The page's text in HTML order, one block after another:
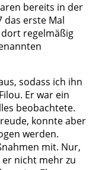
bereits in der
das erste Mal
regelmäßig
sodass ich ihn
Er war ein
beobachtete.
konnte aber
werden.
mit. Nur,
er nicht mehr zu